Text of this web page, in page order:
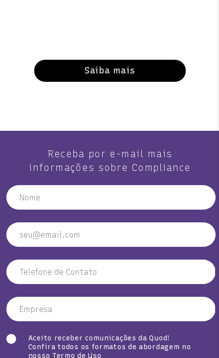
Saiba mais
Receba por e-mail mais
informações sobre Compliance
Aceito receber comunicações da Quod!
Confira todos os formatos de abordagem no
nosso Termo de Uso